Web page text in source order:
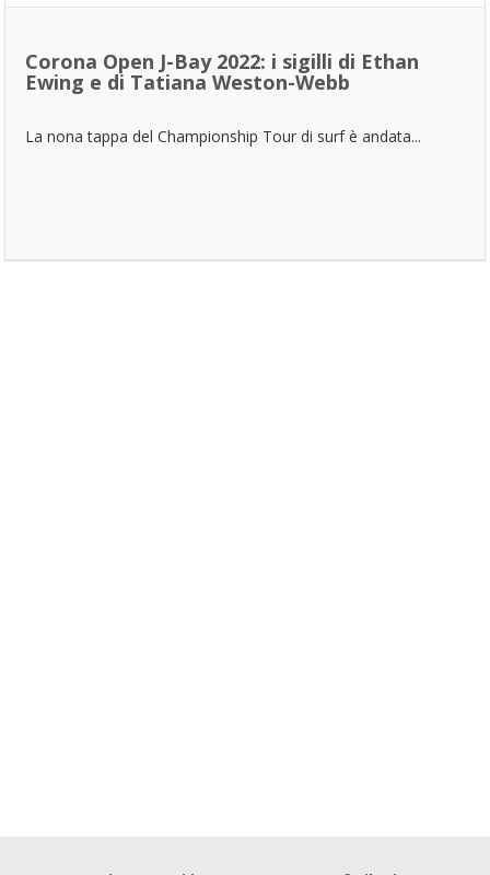
Corona Open J-Bay 2022: i sigilli di Ethan
Ewing e di Tatiana Weston-Webb
La nona tappa del Championship Tour di surf è andata...